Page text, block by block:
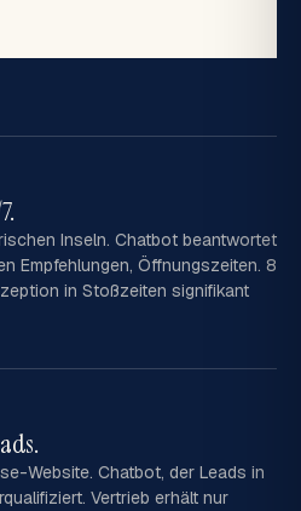
Inseln. Chatbot beantwortet
Empfehlungen, Öffnungszeiten. 8
in Stoßzeiten signifikant
Website. Chatbot, der Leads in
Vertrieb erhält nur